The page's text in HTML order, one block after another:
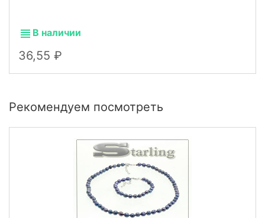
В наличии
36,55
Рекомендуем посмотреть